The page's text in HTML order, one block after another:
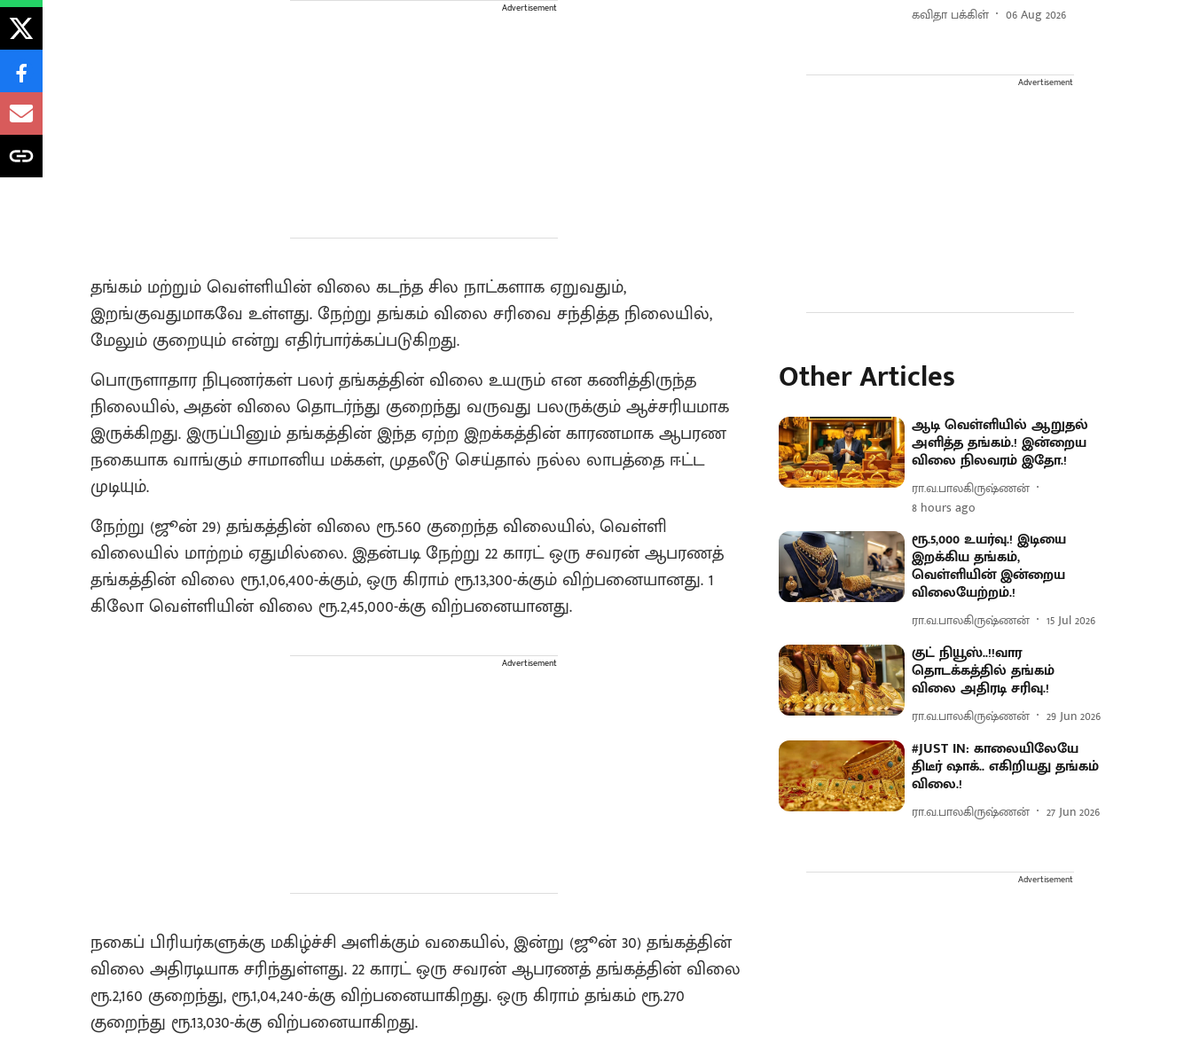
Advertisement
தங்கம் மற்றும் வெள்ளியின் விலை கடந்த சில நாட்களாக ஏறுவதும்,
இறங்குவதுமாகவே உள்ளது. நேற்று தங்கம் விலை சரிவை சந்தித்த நிலையில்,
மேலும் குறையும் என்று எதிர்பார்க்கப்படுகிறது.
பொருளாதார நிபுணர்கள் பலர் தங்கத்தின் விலை உயரும் என கணித்திருந்த
நிலையில், அதன் விலை தொடர்ந்து குறைந்து வருவது பலருக்கும் ஆச்சரியமாக
இருக்கிறது. இருப்பினும் தங்கத்தின் இந்த ஏற்ற இறக்கத்தின் காரணமாக ஆபரண
நகையாக வாங்கும் சாமானிய மக்கள், முதலீடு செய்தால் நல்ல லாபத்தை ஈட்ட
முடியும்.
நேற்று (ஜூன் 29) தங்கத்தின் விலை ரூ.560 குறைந்த விலையில், வெள்ளி
விலையில் மாற்றம் ஏதுமில்லை. இதன்படி நேற்று 22 காரட் ஒரு சவரன் ஆபரணத்
தங்கத்தின் விலை ரூ.1,06,400-க்கும், ஒரு கிராம் ரூ.13,300-க்கும் விற்பனையானது. 1
கிலோ வெள்ளியின் விலை ரூ.2,45,000-க்கு விற்பனையானது.
Advertisement
நகைப் பிரியர்களுக்கு மகிழ்ச்சி அளிக்கும் வகையில், இன்று (ஜூன் 30) தங்கத்தின்
விலை அதிரடியாக சரிந்துள்ளது. 22 காரட் ஒரு சவரன் ஆபரணத் தங்கத்தின் விலை
ரூ.2,160 குறைந்து, ரூ.1,04,240-க்கு விற்பனையாகிறது. ஒரு கிராம் தங்கம் ரூ.270
குறைந்து ரூ.13,030-க்கு விற்பனையாகிறது.
கவிதா பக்கிள் 06 Aug 2026
Advertisement
Other Articles
ஆடி வெள்ளியில் ஆறுதல்
அளித்த தங்கம்.! இன்றைய
விலை நிலவரம் இதோ.!
ரா.வ.பாலகிருஷ்ணன்
8 hours ago
ரூ.5,000 உயர்வு.! இடியை
இறக்கிய தங்கம்,
வெள்ளியின் இன்றைய
விலையேற்றம்.!
ரா.வ.பாலகிருஷ்ணன் 15 Jul 2026
குட் நியூஸ்..!!வார
தொடக்கத்தில் தங்கம்
விலை அதிரடி சரிவு.!
ரா.வ.பாலகிருஷ்ணன் 29 Jun 2026
#JUST IN: காலையிலேயே
திடீர் ஷாக்.. எகிறியது தங்கம்
விலை.!
ரா.வ.பாலகிருஷ்ணன் 27 Jun 2026
Advertisement